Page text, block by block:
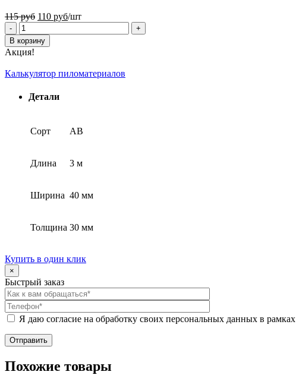
115руб 110 руб/шт
В корзину
Акция!
Калькулятор пиломатериалов
Детали
Сорт АВ
Длина 3 м
Ширина 40 мм
Толщина 30 мм
Купить в один клик
×
Быстрый заказ
Я даю согласие на обработку своих персональных данных в рамках
Похожие товары